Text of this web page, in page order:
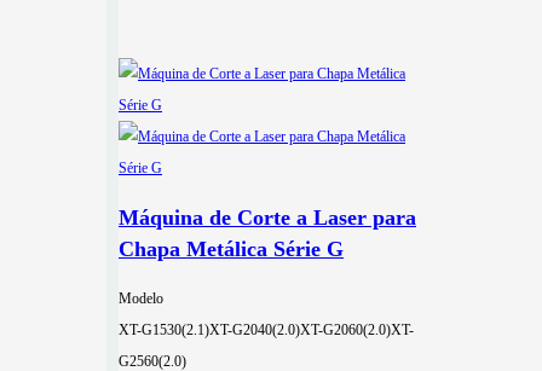
Máquina de Corte a Laser para
Chapa Metálica Série G
Modelo
XT-G1530(2.1)XT-G2040(2.0)XT-G2060(2.0)XT-
G2560(2.0)